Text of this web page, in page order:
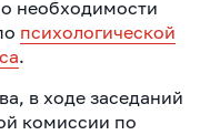
необходимости
психологической
.
в ходе заседаний
комиссии по